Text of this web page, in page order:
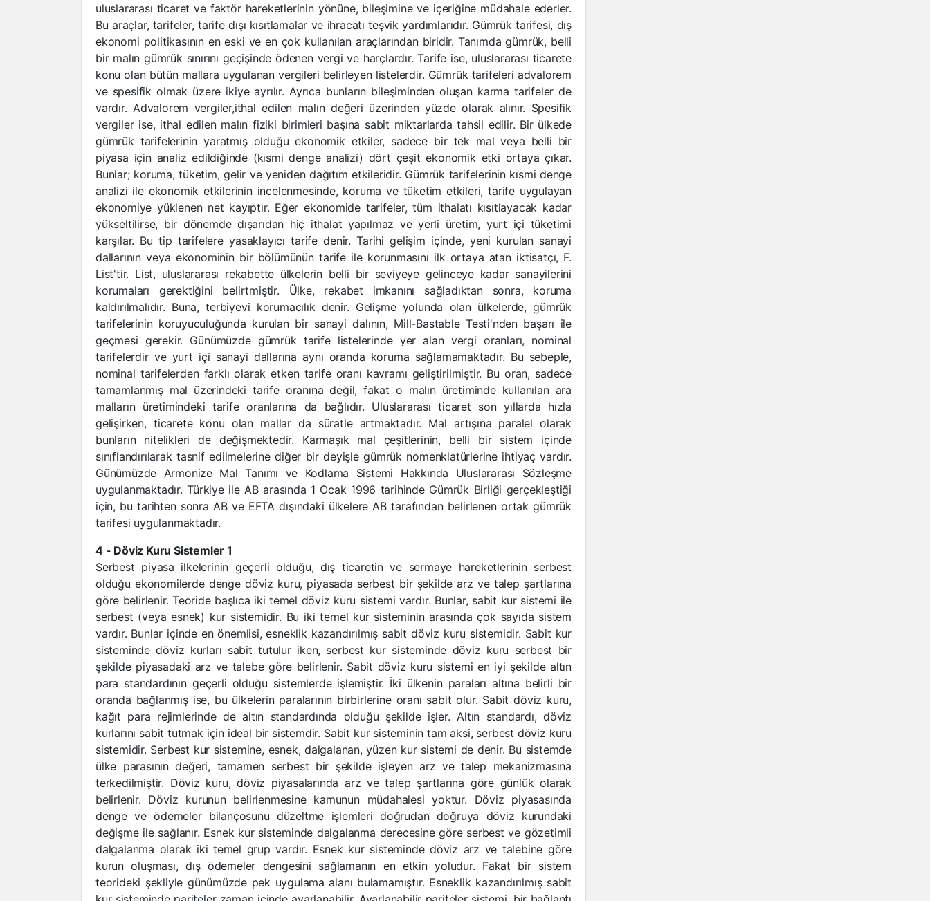
uluslararası ticaret ve faktör hareketlerinin yönüne, bileşimine ve içeriğine müdahale ederler.
Bu araçlar, tarifeler, tarife dışı kısıtlamalar ve ihracatı teşvik yardımlarıdır. Gümrük tarifesi, dış
ekonomi politikasının en eski ve en çok kullanılan araçlarından biridir. Tanımda gümrük, belli
bir malın gümrük sınırını geçişinde ödenen vergi ve harçlardır. Tarife ise, uluslararası ticarete
konu olan bütün mallara uygulanan vergileri belirleyen listelerdir. Gümrük tarifeleri advalorem
ve spesifik olmak üzere ikiye ayrılır. Ayrıca bunların bileşiminden oluşan karma tarifeler de
vardır. Advalorem vergiler,ithal edilen malın değeri üzerinden yüzde olarak alınır. Spesifik
vergiler ise, ithal edilen malın fiziki birimleri başına sabit miktarlarda tahsil edilir. Bir ülkede
gümrük tarifelerinin yaratmış olduğu ekonomik etkiler, sadece bir tek mal veya belli bir
piyasa için analiz edildiğinde (kısmi denge analizi) dört çeşit ekonomik etki ortaya çıkar.
Bunlar; koruma, tüketim, gelir ve yeniden dağıtım etkileridir. Gümrük tarifelerinin kısmi denge
analizi ile ekonomik etkilerinin incelenmesinde, koruma ve tüketim etkileri, tarife uygulayan
ekonomiye yüklenen net kayıptır. Eğer ekonomide tarifeler, tüm ithalatı kısıtlayacak kadar
yükseltilirse, bir dönemde dışarıdan hiç ithalat yapılmaz ve yerli üretim, yurt içi tüketimi
karşılar. Bu tip tarifelere yasaklayıcı tarife denir. Tarihi gelişim içinde, yeni kurulan sanayi
dallarının veya ekonominin bir bölümünün tarife ile korunmasını ilk ortaya atan iktisatçı, F.
List'tir. List, uluslararası rekabette ülkelerin belli bir seviyeye gelinceye kadar sanayilerini
korumaları gerektiğini belirtmiştir. Ülke, rekabet imkanını sağladıktan sonra, koruma
kaldırılmalıdır. Buna, terbiyevi korumacılık denir. Gelişme yolunda olan ülkelerde, gümrük
tarifelerinin koruyuculuğunda kurulan bir sanayi dalının, Mill-Bastable Testi'nden başarı ile
geçmesi gerekir. Günümüzde gümrük tarife listelerinde yer alan vergi oranları, nominal
tarifelerdir ve yurt içi sanayi dallarına aynı oranda koruma sağlamamaktadır. Bu sebeple,
nominal tarifelerden farklı olarak etken tarife oranı kavramı geliştirilmiştir. Bu oran, sadece
tamamlanmış mal üzerindeki tarife oranına değil, fakat o malın üretiminde kullanılan ara
malların üretimindeki tarife oranlarına da bağlıdır. Uluslararası ticaret son yıllarda hızla
gelişirken, ticarete konu olan mallar da süratle artmaktadır. Mal artışına paralel olarak
bunların nitelikleri de değişmektedir. Karmaşık mal çeşitlerinin, belli bir sistem içinde
sınıflandırılarak tasnif edilmelerine diğer bir deyişle gümrük nomenklatürlerine ihtiyaç vardır.
Günümüzde Armonize Mal Tanımı ve Kodlama Sistemi Hakkında Uluslararası Sözleşme
uygulanmaktadır. Türkiye ile AB arasında 1 Ocak 1996 tarihinde Gümrük Birliği gerçekleştiği
için, bu tarihten sonra AB ve EFTA dışındaki ülkelere AB tarafından belirlenen ortak gümrük
tarifesi uygulanmaktadır.
4 - Döviz Kuru Sistemler 1
Serbest piyasa ilkelerinin geçerli olduğu, dış ticaretin ve sermaye hareketlerinin serbest
olduğu ekonomilerde denge döviz kuru, piyasada serbest bir şekilde arz ve talep şartlarına
göre belirlenir. Teoride başlıca iki temel döviz kuru sistemi vardır. Bunlar, sabit kur sistemi ile
serbest (veya esnek) kur sistemidir. Bu iki temel kur sisteminin arasında çok sayıda sistem
vardır. Bunlar içinde en önemlisi, esneklik kazandırılmış sabit döviz kuru sistemidir. Sabit kur
sisteminde döviz kurları sabit tutulur iken, serbest kur sisteminde döviz kuru serbest bir
şekilde piyasadaki arz ve talebe göre belirlenir. Sabit döviz kuru sistemi en iyi şekilde altın
para standardının geçerli olduğu sistemlerde işlemiştir. İki ülkenin paraları altına belirli bir
oranda bağlanmış ise, bu ülkelerin paralarının birbirlerine oranı sabit olur. Sabit döviz kuru,
kağıt para rejimlerinde de altın standardında olduğu şekilde işler. Altın standardı, döviz
kurlarını sabit tutmak için ideal bir sistemdir. Sabit kur sisteminin tam aksi, serbest döviz kuru
sistemidir. Serbest kur sistemine, esnek, dalgalanan, yüzen kur sistemi de denir. Bu sistemde
ülke parasının değeri, tamamen serbest bir şekilde işleyen arz ve talep mekanizmasına
terkedilmiştir. Döviz kuru, döviz piyasalarında arz ve talep şartlarına göre günlük olarak
belirlenir. Döviz kurunun belirlenmesine kamunun müdahalesi yoktur. Döviz piyasasında
denge ve ödemeler bilançosunu düzeltme işlemleri doğrudan doğruya döviz kurundaki
değişme ile sağlanır. Esnek kur sisteminde dalgalanma derecesine göre serbest ve gözetimli
dalgalanma olarak iki temel grup vardır. Esnek kur sisteminde döviz arz ve talebine göre
kurun oluşması, dış ödemeler dengesini sağlamanın en etkin yoludur. Fakat bir sistem
teorideki şekliyle günümüzde pek uygulama alanı bulamamıştır. Esneklik kazandırılmış sabit